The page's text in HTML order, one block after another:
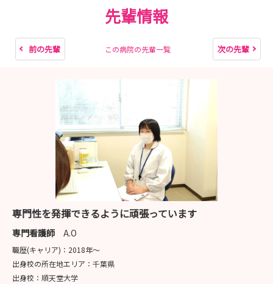
先輩情報
前の先輩 この病院の先輩一覧 次の先輩
専門性を発揮できるように頑張っています
専門看護師 A.O
職歴(キャリア)： 2018年〜
出身校の所在地エリア： 千葉県
出身校： 順天堂大学